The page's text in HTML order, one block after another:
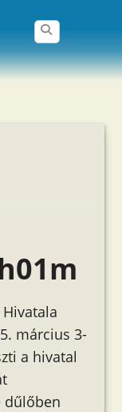
március 3-
a hivatal
dűlőben